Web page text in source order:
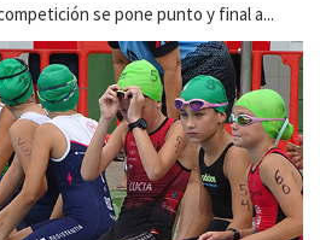
se pone punto y final a...